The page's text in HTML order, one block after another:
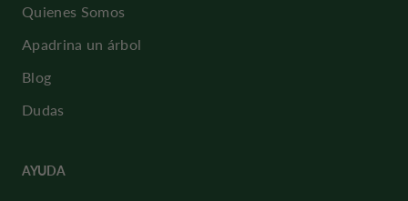
Quienes Somos
Apadrina un árbol
Blog
Dudas
AYUDA